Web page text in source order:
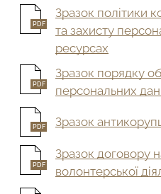
PDF
Зразок політики
та захисту
ресурсах
PDF
Зразок порядку
персональних
PDF Зразок
PDF
Зразок договору
волонтерської